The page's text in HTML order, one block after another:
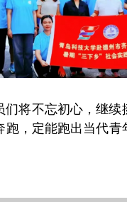
们将不忘初心，继
，定能跑出当代